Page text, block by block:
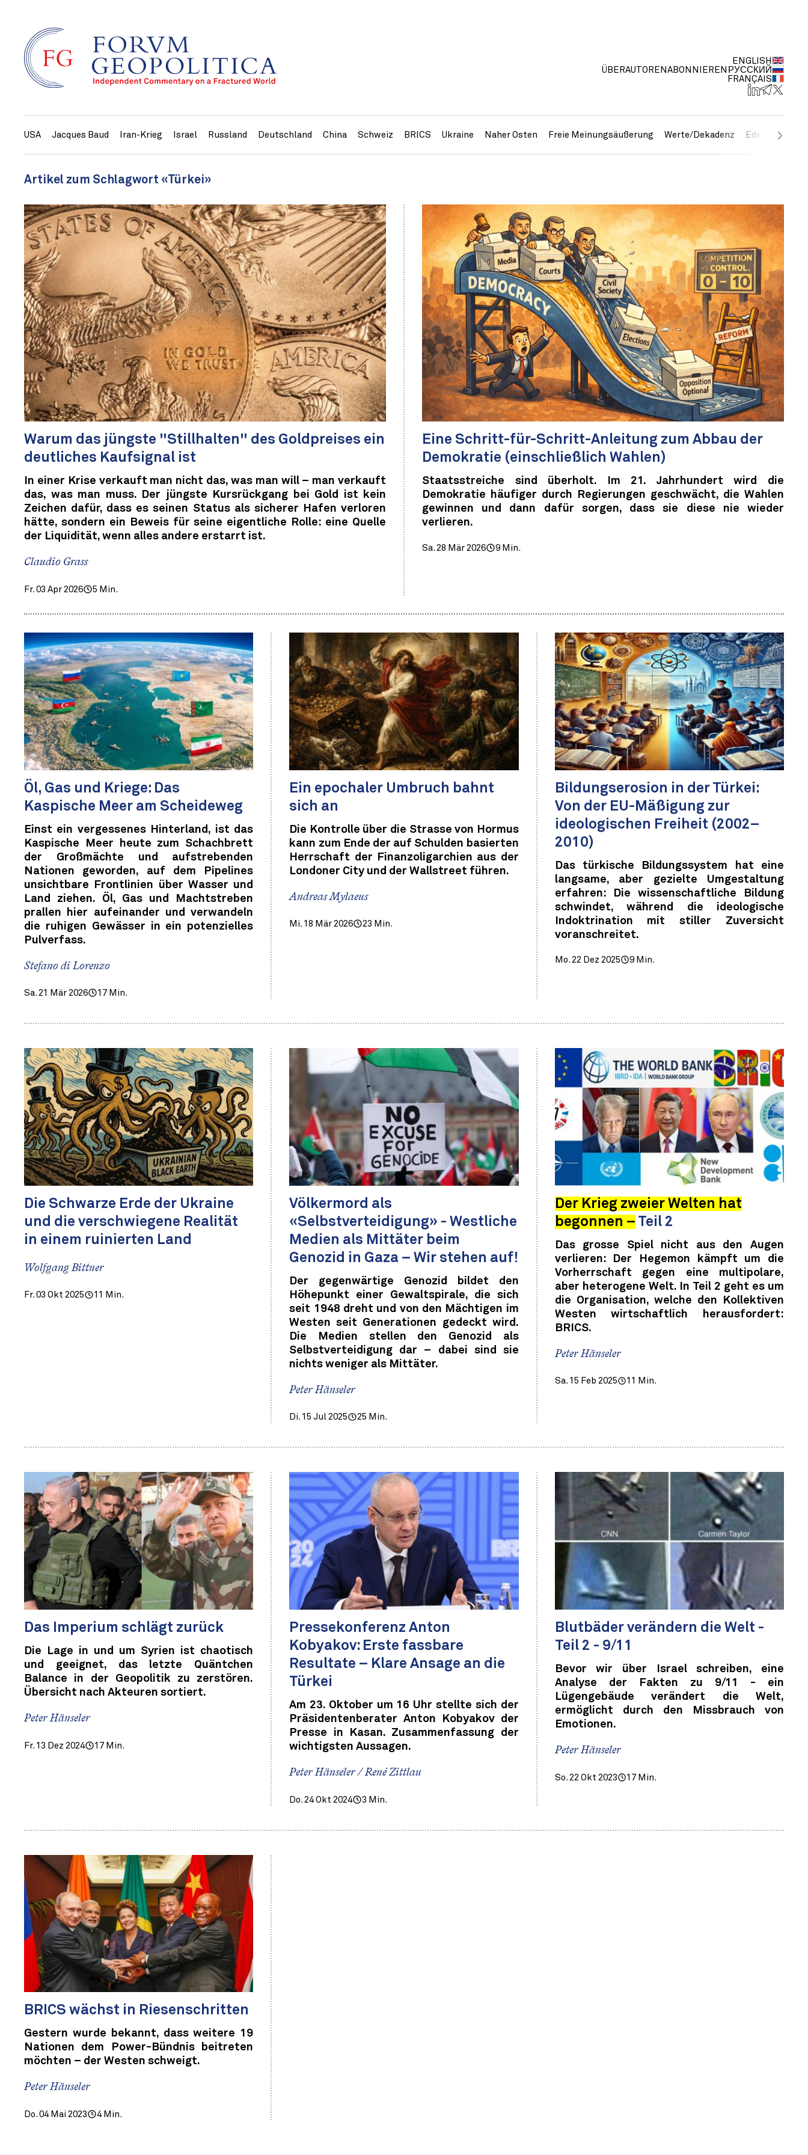
ÜBERAUTOREN ABONNIEREN
ENGLISH
РУССКИЙ
FRANÇAIS
USA Jacques Baud Iran-Krieg Israel Russland Deutschland China Schweiz BRICS Ukraine Naher Osten Freie Meinungsäußerung Werte/Dekadenz Edelmetalle
Artikel zum Schlagwort «Türkei»
Warum das jüngste "Stillhalten" des Goldpreises ein
deutliches Kaufsignal ist
In einer Krise verkauft man nicht das, was man will – man verkauft
das, was man muss. Der jüngste Kursrückgang bei Gold ist kein
Zeichen dafür, dass es seinen Status als sicherer Hafen verloren
hätte, sondern ein Beweis für seine eigentliche Rolle: eine Quelle
der Liquidität, wenn alles andere erstarrt ist.
Claudio Grass
Fr. 03 Apr 2026 5 Min.
Eine Schritt-für-Schritt-Anleitung zum Abbau der
Demokratie (einschließlich Wahlen)
Staatsstreiche sind überholt. Im 21. Jahrhundert wird die
Demokratie häufiger durch Regierungen geschwächt, die Wahlen
gewinnen und dann dafür sorgen, dass sie diese nie wieder
verlieren.
Sa. 28 Mär 2026 9 Min.
Öl, Gas und Kriege: Das
Kaspische Meer am Scheideweg
Einst ein vergessenes Hinterland, ist das
Kaspische Meer heute zum Schachbrett
der Großmächte und aufstrebenden
Nationen geworden, auf dem Pipelines
unsichtbare Frontlinien über Wasser und
Land ziehen. Öl, Gas und Machtstreben
prallen hier aufeinander und verwandeln
die ruhigen Gewässer in ein potenzielles
Pulverfass.
Stefano di Lorenzo
Sa. 21 Mär 2026 17 Min.
Ein epochaler Umbruch bahnt
sich an
Die Kontrolle über die Strasse von Hormus
kann zum Ende der auf Schulden basierten
Herrschaft der Finanzoligarchien aus der
Londoner City und der Wallstreet führen.
Andreas Mylaeus
Mi. 18 Mär 2026 23 Min.
Bildungserosion in der Türkei:
Von der EU-Mäßigung zur
ideologischen Freiheit (2002–
2010)
Das türkische Bildungssystem hat eine
langsame, aber gezielte Umgestaltung
erfahren: Die wissenschaftliche Bildung
schwindet, während die ideologische
Indoktrination mit stiller Zuversicht
voranschreitet.
Mo. 22 Dez 2025 9 Min.
Die Schwarze Erde der Ukraine
und die verschwiegene Realität
in einem ruinierten Land
Wolfgang Bittner
Fr. 03 Okt 2025 11 Min.
Völkermord als
«Selbstverteidigung» - Westliche
Medien als Mittäter beim
Genozid in Gaza – Wir stehen auf!
Der gegenwärtige Genozid bildet den
Höhepunkt einer Gewaltspirale, die sich
seit 1948 dreht und von den Mächtigen im
Westen seit Generationen gedeckt wird.
Die Medien stellen den Genozid als
Selbstverteidigung dar – dabei sind sie
nichts weniger als Mittäter.
Peter Hänseler
Di. 15 Jul 2025 25 Min.
Der Krieg zweier Welten hat
begonnen – Teil 2
Das grosse Spiel nicht aus den Augen
verlieren: Der Hegemon kämpft um die
Vorherrschaft gegen eine multipolare,
aber heterogene Welt. In Teil 2 geht es um
die Organisation, welche den Kollektiven
Westen wirtschaftlich herausfordert:
BRICS.
Peter Hänseler
Sa. 15 Feb 2025 11 Min.
Das Imperium schlägt zurück
Die Lage in und um Syrien ist chaotisch
und geeignet, das letzte Quäntchen
Balance in der Geopolitik zu zerstören.
Übersicht nach Akteuren sortiert.
Peter Hänseler
Fr. 13 Dez 2024 17 Min.
Pressekonferenz Anton
Kobyakov: Erste fassbare
Resultate – Klare Ansage an die
Türkei
Am 23. Oktober um 16 Uhr stellte sich der
Präsidentenberater Anton Kobyakov der
Presse in Kasan. Zusammenfassung der
wichtigsten Aussagen.
Peter Hänseler / René Zittlau
Do. 24 Okt 2024 3 Min.
Blutbäder verändern die Welt -
Teil 2 - 9/11
Bevor wir über Israel schreiben, eine
Analyse der Fakten zu 9/11 - ein
Lügengebäude verändert die Welt,
ermöglicht durch den Missbrauch von
Emotionen.
Peter Hänseler
So. 22 Okt 2023 17 Min.
BRICS wächst in Riesenschritten
Gestern wurde bekannt, dass weitere 19
Nationen dem Power-Bündnis beitreten
möchten – der Westen schweigt.
Peter Hänseler
Do. 04 Mai 2023 4 Min.